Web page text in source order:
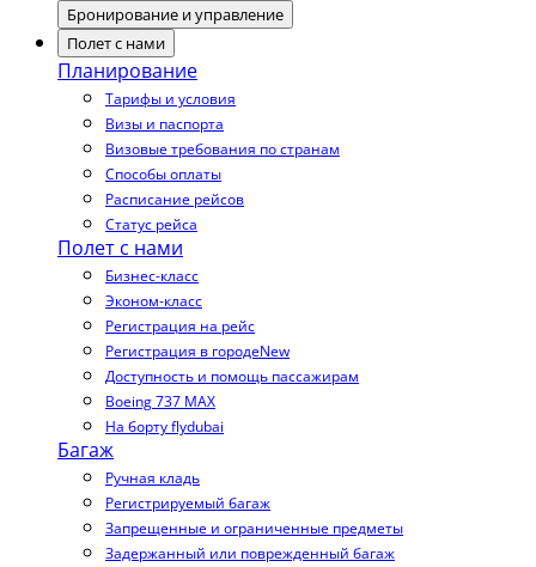
Бронирование и управление
Полет с нами
Планирование
Тарифы и условия
Визы и паспорта
Визовые требования по странам
Способы оплаты
Расписание рейсов
Статус рейса
Полет с нами
Бизнес-класс
Эконом-класс
Регистрация на рейс
Регистрация в городеNew
Доступность и помощь пассажирам
Boeing 737 MAX
На борту flydubai
Багаж
Ручная кладь
Регистрируемый багаж
Запрещенные и ограниченные предметы
Задержанный или поврежденный багаж